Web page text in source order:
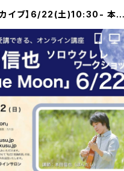
カイブ】6/22(土)10:30- 本田